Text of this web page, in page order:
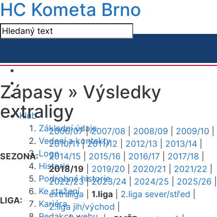
HC Kometa Brno
Klub
Základní údaje
Vedení a kontakty
Logo
Historie
Podrobná historie
Ke stažení
Kariéra
Zápasy » Výsledky
extraligy
SEZONA:
2006/07|2007/08 2008/09 2009/10
2010/11|2011/12 2012/13 2013/14
2014/15
2015/16 2016/17 2017/18
2018/19
2019/20 2020/21 2021/22
2022/23|2023/24 2024/25 2025/26
LIGA:
extraliga 1.liga 2.liga sever/střed
2.liga jih/východ